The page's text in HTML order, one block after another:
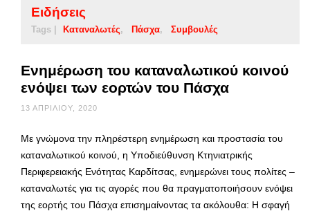
Ειδήσεις
Tags | Καταναλωτές Πάσχα Συμβουλές
Ενημέρωση του καταναλωτικού κοινού
ενόψει των εορτών του Πάσχα
13 ΑΠΡΙΛΊΟΥ, 2020
Με γνώμονα την πληρέστερη ενημέρωση και προστασία του
καταναλωτικού κοινού, η Υποδιεύθυνση Κτηνιατρικής
Περιφερειακής Ενότητας Καρδίτσας, ενημερώνει τους πολίτες –
καταναλωτές για τις αγορές που θα πραγματοποιήσουν ενόψει
της εορτής του Πάσχα επισημαίνοντας τα ακόλουθα: Η σφαγή